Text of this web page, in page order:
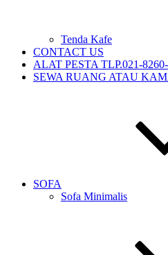
Tenda Kafe
CONTACT US
ALAT PESTA TLP.021-
SEWA RUANG ATAU
SOFA
Sofa Minimalis